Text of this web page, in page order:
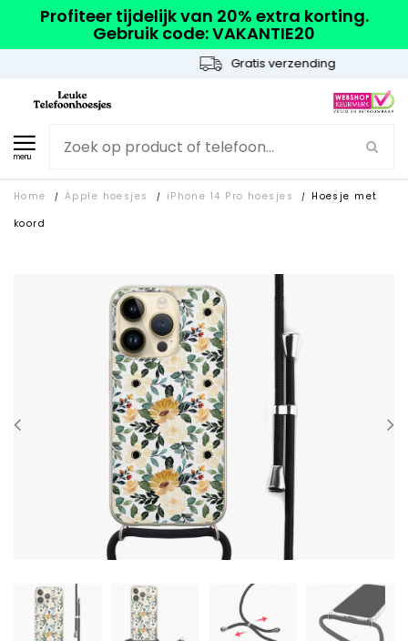
Profiteer tijdelijk van 20% extra korting.
Gebruik code: VAKANTIE20
Gratis verzending
menu
Home / Apple hoesjes / iPhone 14 Pro hoesjes /
Hoesje met
koord